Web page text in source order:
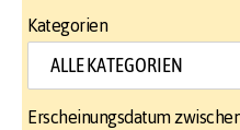
Kategorien
Erscheinungsdatum